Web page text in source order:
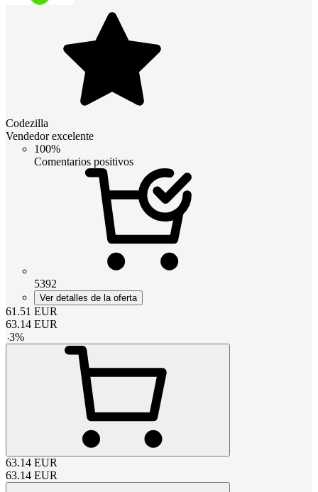
Codezilla
Vendedor excelente
100%
Comentarios positivos
5392
Ver detalles de la oferta
61.51 EUR
63.14 EUR
-3%
63.14 EUR
63.14 EUR